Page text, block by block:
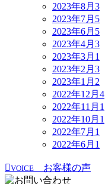
2023年8月 3
2023年7月 5
2023年6月 5
2023年4月 3
2023年3月 1
2023年2月 3
2023年1月 2
2022年12月 4
2022年11月 1
2022年10月 1
2022年7月 1
2022年6月 1
VOICE お客様の声